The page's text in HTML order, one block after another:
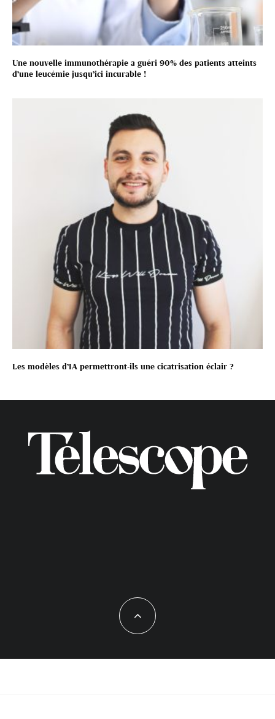
Une nouvelle immunothérapie a guéri 90% des patients atteints
d’une leucémie jusqu’ici incurable !
Les modèles d’IA permettront-ils une cicatrisation éclair ?